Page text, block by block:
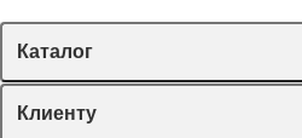
Каталог
Спецпредложения
Клиенту